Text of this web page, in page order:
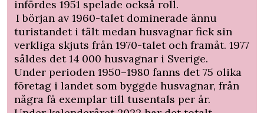
infördes 1951 spelade också roll.
I början av 1960-talet dominerade ännu
turistandet i tält medan husvagnar fick sin
verkliga skjuts från 1970-talet och framåt. 1977
såldes det 14 000 husvagnar i Sverige.
Under perioden 1950–1980 fanns det 75 olika
företag i landet som byggde husvagnar, från
några få exemplar till tusentals per år.